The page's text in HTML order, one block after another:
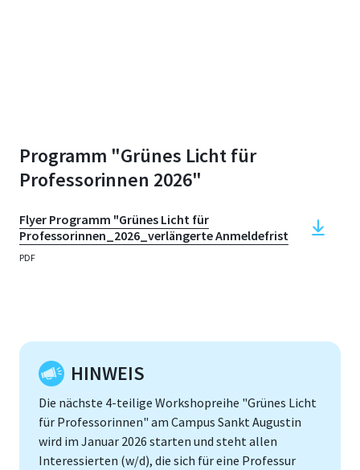
Programm "Grünes Licht für
Professorinnen 2026"
Flyer Programm "Grünes Licht für
Professorinnen_2026_verlängerte Anmeldefrist
PDF
HINWEIS
Die nächste 4-teilige Workshopreihe "Grünes Licht
für Professorinnen" am Campus Sankt Augustin
wird im Januar 2026 starten und steht allen
Interessierten (w/d), die sich für eine Professur